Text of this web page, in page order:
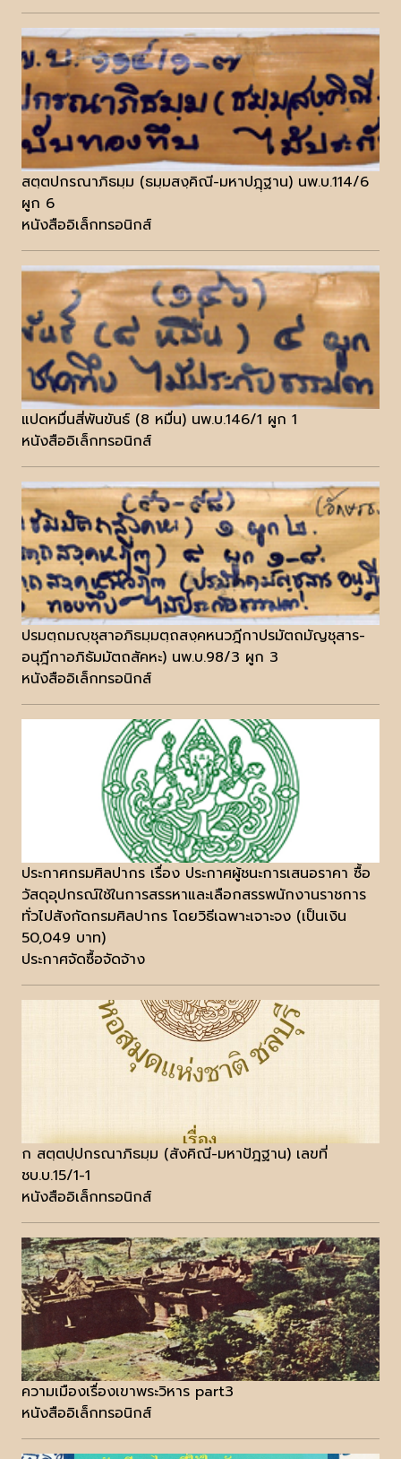
สตฺตปกรณาภิธมฺม (ธมฺมสงฺคิณี-มหาปฎฺฺฐาน) นพ.บ.114/6
ผูก 6
หนังสืออิเล็กทรอนิกส์
แปดหมื่นสี่พันขันธ์ (8 หมื่น) นพ.บ.146/1 ผูก 1
หนังสืออิเล็กทรอนิกส์
ปรมตฺถมญฺชุสาอภิธมฺมตฺถสงฺคหนวฎีกาปรมัตถมัญชุสาร-
อนุฎีกาอภิธัมมัตถสัคหะ) นพ.บ.98/3 ผูก 3
หนังสืออิเล็กทรอนิกส์
ประกาศกรมศิลปากร เรื่อง ประกาศผู้ชนะการเสนอราคา ซื้อ
วัสดุอุปกรณ์ใช้ในการสรรหาและเลือกสรรพนักงานราชการ
ทั่วไปสังกัดกรมศิลปากร โดยวิธีเฉพาะเจาะจง (เป็นเงิน
50,049 บาท)
ประกาศจัดซื้อจัดจ้าง
ก สตฺตปฺปกรณาภิธมฺม (สังคิณี-มหาปัฎฐาน) เลขที่
ชบ.บ.15/1-1
หนังสืออิเล็กทรอนิกส์
ความเมืองเรื่องเขาพระวิหาร part3
หนังสืออิเล็กทรอนิกส์